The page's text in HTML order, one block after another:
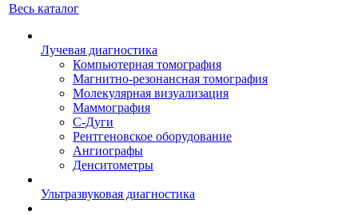
Весь каталог
Лучевая диагностика
Компьютерная томография
Магнитно-резонансная томография
Молекулярная визуализация
Маммография
С-Дуги
Рентгеновское оборудование
Ангиографы
Денситометры
Ультразвуковая диагностика